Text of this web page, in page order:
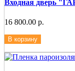
Входная дверь
16 800.00 р.
В корзину